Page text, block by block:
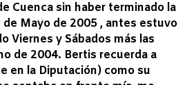
Cuenca sin haber terminado la
de Mayo de 2005 , antes estuvo
Viernes y Sábados más las
de 2004. Bertis recuerda a
en la Diputación) como su